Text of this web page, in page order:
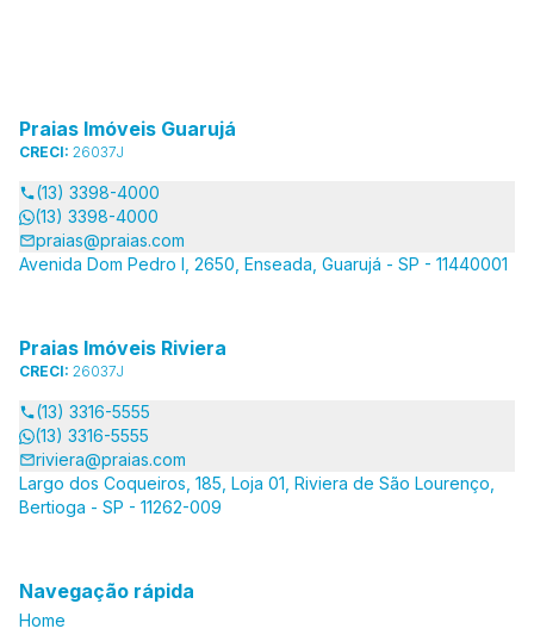
Praias Imóveis Guarujá
CRECI: 26037J
(13) 3398-4000
(13) 3398-4000
praias@praias.com
Avenida Dom Pedro I, 2650, Enseada, Guarujá - SP - 11440001
Praias Imóveis Riviera
CRECI: 26037J
(13) 3316-5555
(13) 3316-5555
riviera@praias.com
Largo dos Coqueiros, 185, Loja 01, Riviera de São Lourenço,
Bertioga - SP - 11262-009
Navegação rápida
Home